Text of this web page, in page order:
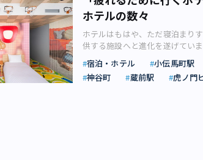
て、南側を中心に孤を描くかた
タワー方面から西側にある富士
ターホールを抜けると目に飛び
真：若杉優貴） 建物の中層と
誰もが無料で楽しむことができ
真っ先に目に入るのは下側まで
ッジや臨海副都心、東京湾を望
く“新しいスーパーの在り方”
市生活者をつなぐ“メディア”の
とのつながりや、代々伝わる人
してきた信濃屋。今回、新業態
テナブルな方法で作られてきた
名の「cask＝樽」は、ワインや
（イメージ画像：photoAC） 日
ド）」や、「ステーションアト
京初進出となる「アンバウンド
だくさんです。 区域面積約7.5
模も超ビックスケール。 オフ
170店舗、2つのホテル（客室合
な都市機能が複合。日本が誇る
「虎ノ門ヒルズ ステーション
お出かけスポットをご紹介して
史ある街ではあるものの、21世
江東区有明を起点とし、晴海、
環状二号線が開通。それに合わ
ション、商業施設を持つ高層ビ
階、高さ247メートルを誇る「
ヒルズ ビジネスタワー」そして
ホテルの数々
ホテルはもはや、ただ寝泊まり
供する施設へと進化を遂げてい
キさんがリポートします。宿
るだけの場所にとどまらず“プラ
す。 さまざまな形で進化を遂げ
宿泊・ホテル 小伝馬町駅
神谷町
蔵前駅 虎ノ門